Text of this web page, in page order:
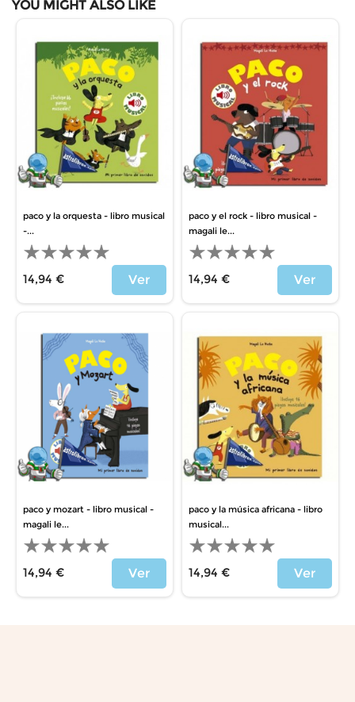
YOU MIGHT ALSO LIKE
paco y la orquesta - libro musical
-...
14,94 €
Ver
paco y el rock - libro musical -
magali le...
14,94 €
Ver
paco y mozart - libro musical -
magali le...
14,94 €
Ver
paco y la música africana - libro
musical...
14,94 €
Ver